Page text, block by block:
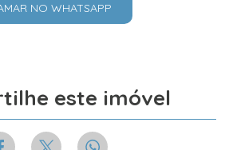
NO WHATSAPP
este imóvel